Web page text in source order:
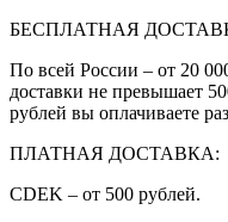
БЕСПЛАТНАЯ
По всей России – от 20
доставки не превышает
рублей вы оплачиваете
ПЛАТНАЯ ДОСТАВКА:
CDEK – от 500 рублей.